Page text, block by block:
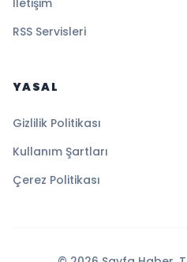
İletişim
RSS Servisleri
YASAL
Gizlilik Politikası
Kullanım Şartları
Çerez Politikası